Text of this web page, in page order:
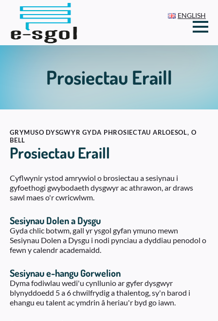
ENGLISH
Prosiectau Eraill
GRYMUSO DYSGWYR GYDA PHROSIECTAU ARLOESOL, O
BELL
Prosiectau Eraill
Cyflwynir ystod amrywiol o brosiectau a sesiynau i
gyfoethogi gwybodaeth dysgwyr ac athrawon, ar draws
sawl maes o'r cwricwlwm.
Sesiynau Dolen a Dysgu
Gyda chlic botwm, gall yr ysgol gyfan ymuno mewn
Sesiynau Dolen a Dysgu i nodi pynciau a dyddiau penodol o
fewn y calendr academaidd.
Sesiynau e-hangu Gorwelion
Dyma fodiwlau wedi'u cynllunio ar gyfer dysgwyr
blynyddoedd 5 a 6 chwilfrydig a thalentog, sy'n barod i
ehangu eu talent ac ymdrin â heriau'r byd go iawn.